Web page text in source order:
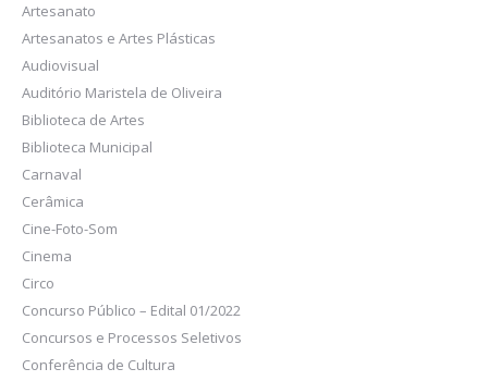
Artesanato
Artesanatos e Artes Plásticas
Audiovisual
Auditório Maristela de Oliveira
Biblioteca de Artes
Biblioteca Municipal
Carnaval
Cerâmica
Cine-Foto-Som
Cinema
Circo
Concurso Público – Edital 01/2022
Concursos e Processos Seletivos
Conferência de Cultura